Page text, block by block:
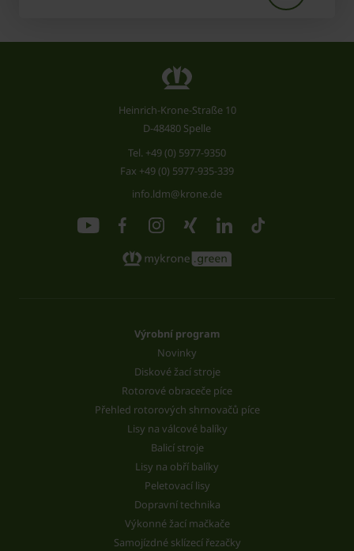
Heinrich-Krone-Straße 10
D-48480 Spelle
Tel. +49 (0) 5977-9350
Fax +49 (0) 5977-935-339
info.ldm@krone.de
Výrobní program
Novinky
Diskové žací stroje
Rotorové obraceče píce
Přehled rotorových shrnovačů píce
Lisy na válcové balíky
Balicí stroje
Lisy na obří balíky
Peletovací lisy
Dopravní technika
Výkonné žací mačkače
Samojízdné sklízecí řezačky